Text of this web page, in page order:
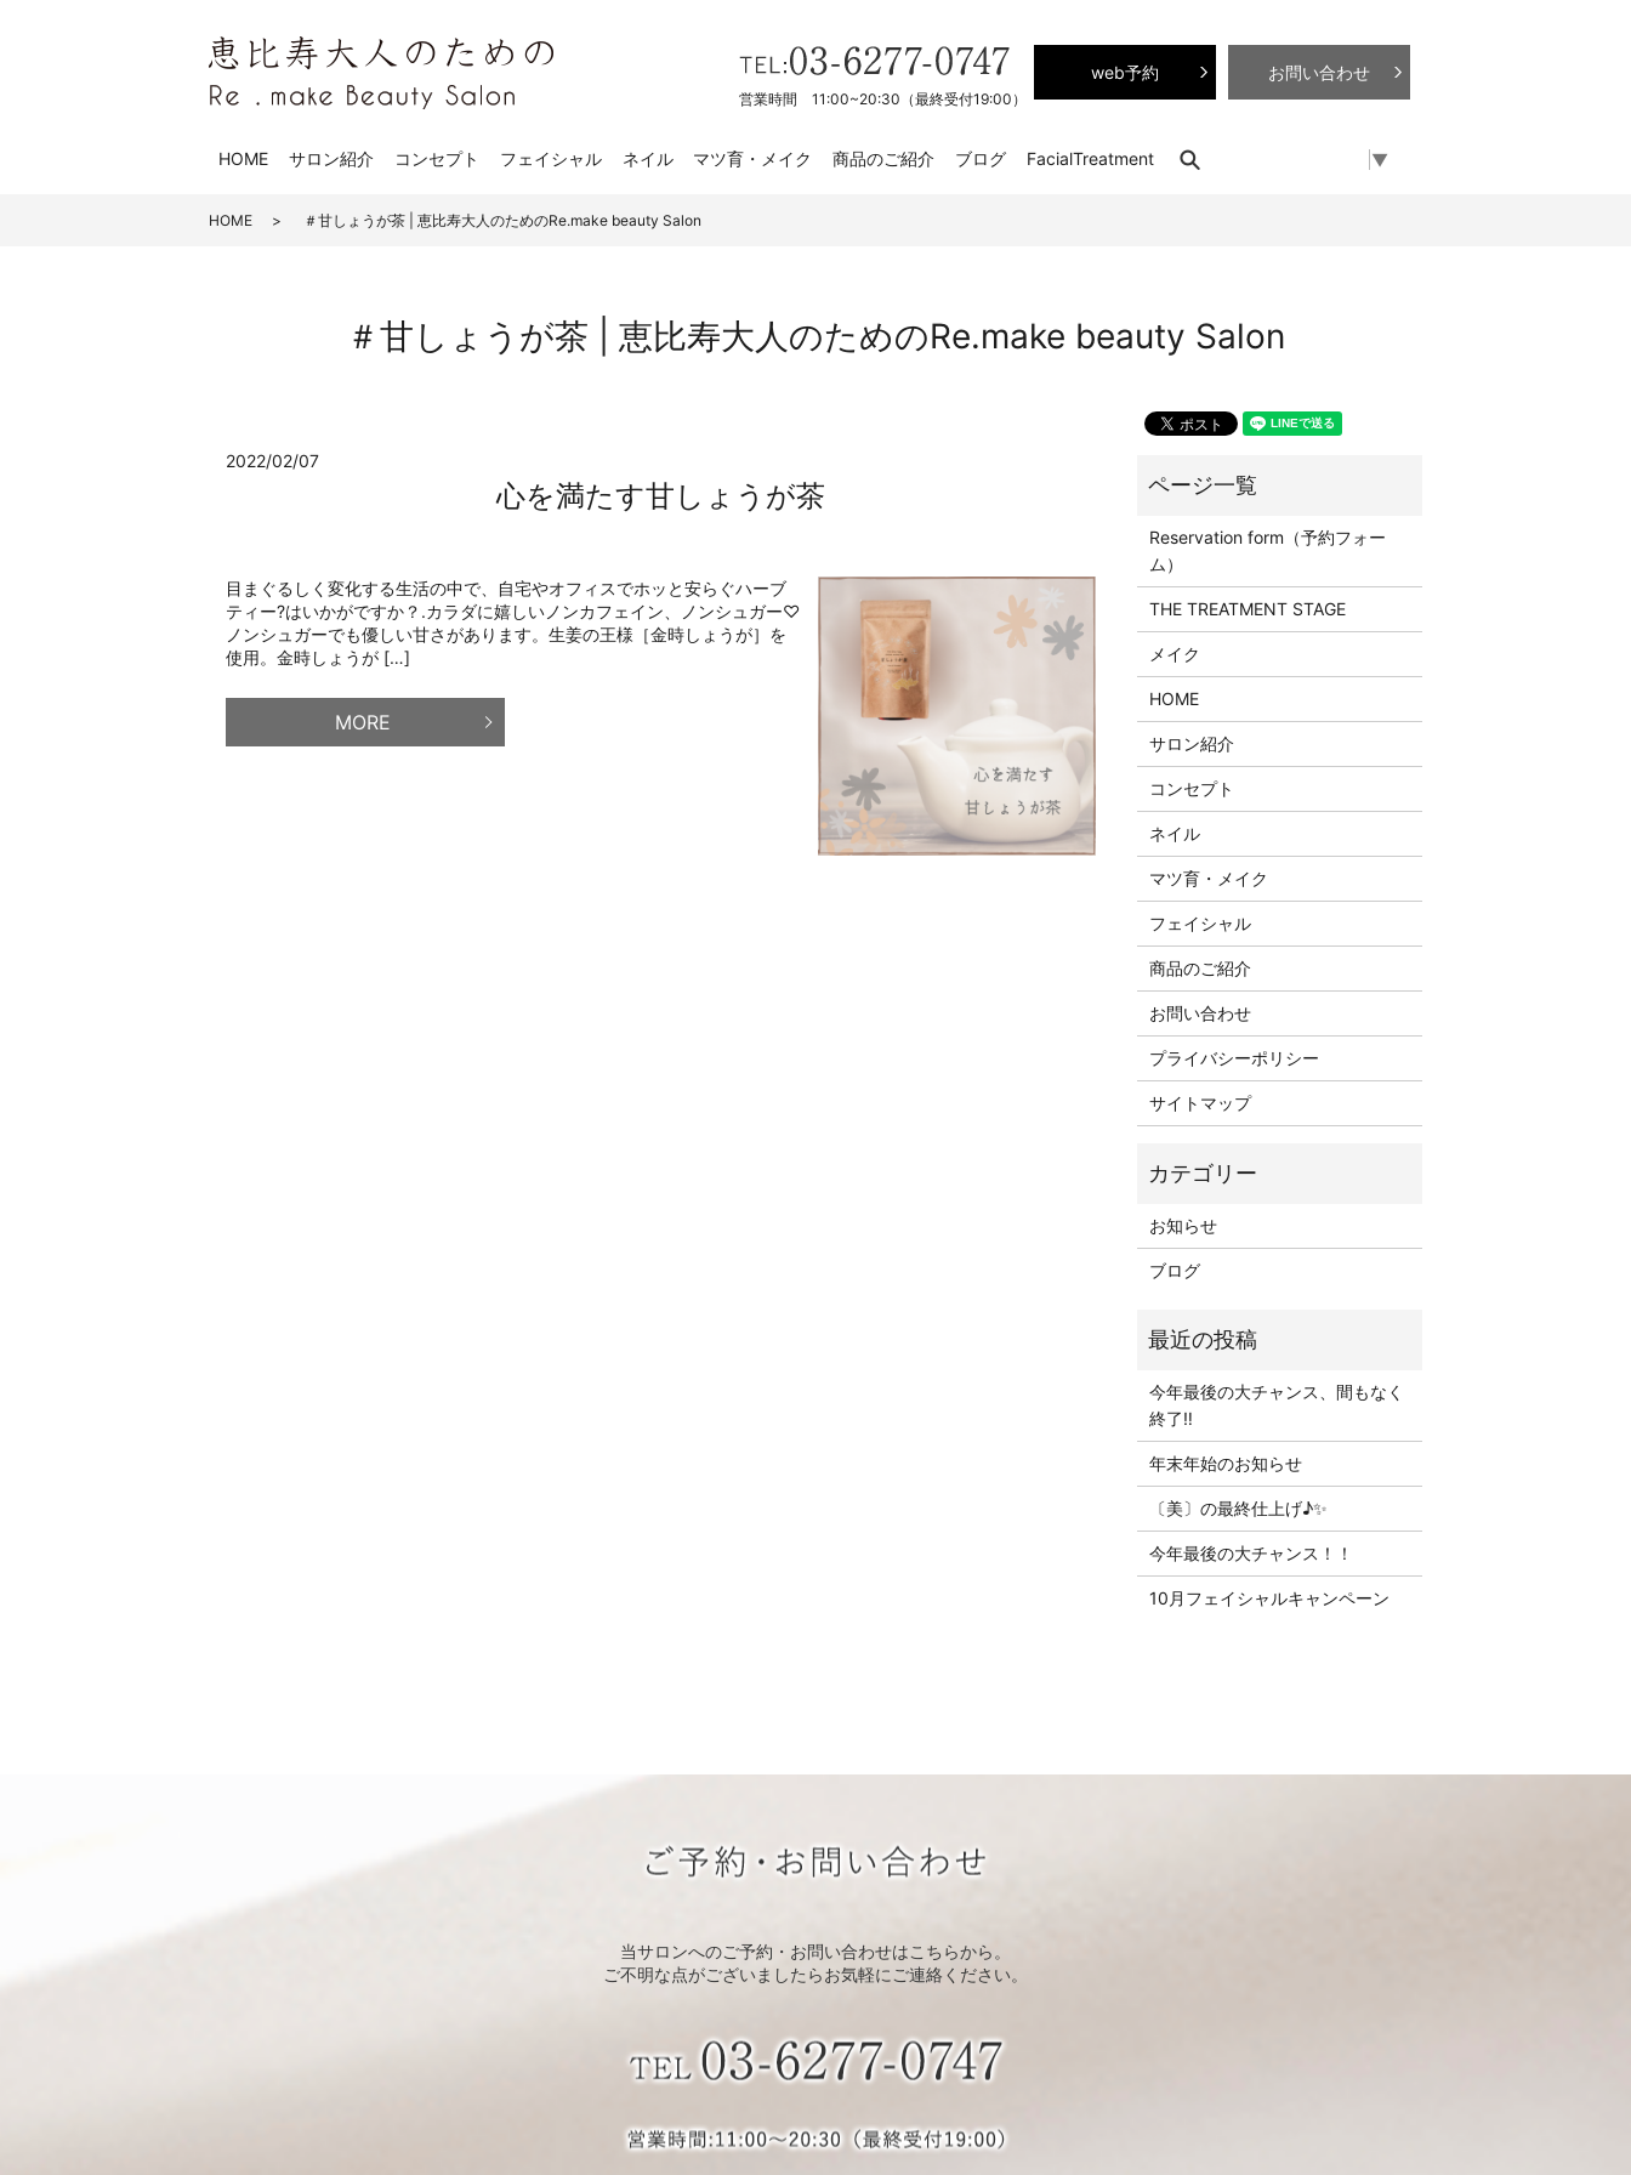
web予約 お問い合わせ
営業時間 11:00~20:30（最終受付19:00）
HOME サロン紹介 コンセプト フェイシャル ネイル マツ育・メイク 商品のご紹介 ブログ FacialTreatment search ▼
HOME ＃甘しょうが茶 | 恵比寿大人のためのRe.make beauty Salon
＃甘しょうが茶 | 恵比寿大人のためのRe.make beauty Salon
2022/02/07
心を満たす甘しょうが茶
目まぐるしく変化する生活の中で、自宅やオフィスでホッと安らぐハーブ
ティー?はいかがですか？.カラダに嬉しいノンカフェイン、ノンシュガー♡
ノンシュガーでも優しい甘さがあります。生姜の王様［金時しょうが］を
使用。金時しょうが […]
MORE
Reservation form（予約フォー
ム）
THE TREATMENT STAGE
メイク
HOME
サロン紹介
コンセプト
ネイル
マツ育・メイク
フェイシャル
商品のご紹介
お問い合わせ
プライバシーポリシー
サイトマップ
お知らせ
ブログ
今年最後の大チャンス、間もなく
終了‼
年末年始のお知らせ
〔美〕の最終仕上げ♪✨
今年最後の大チャンス！！
10月フェイシャルキャンペーン
当サロンへのご予約・お問い合わせはこちらから。
ご不明な点がございましたらお気軽にご連絡ください。